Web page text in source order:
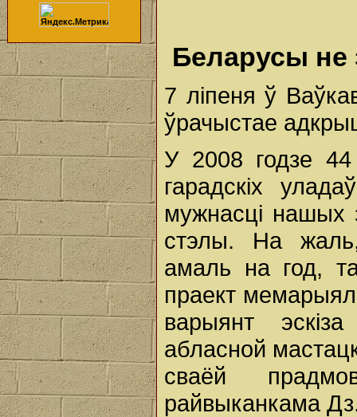
Беларусы
7 ліпеня ў
ўрачыстае
У 2008 годзе
гарадскіх
мужнасці нашых
стэлы. На жаль,
амаль на год,
праект
варыянт
абласной
сваёй
райвыканкама